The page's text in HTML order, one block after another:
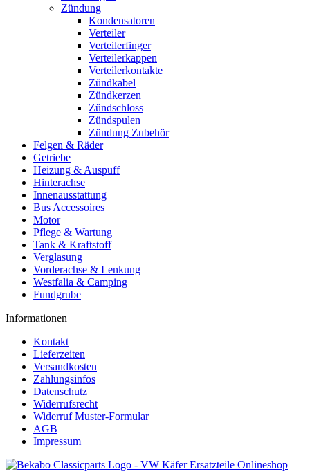
Zündung
Kondensatoren
Verteiler
Verteilerfinger
Verteilerkappen
Verteilerkontakte
Zündkabel
Zündkerzen
Zündschloss
Zündspulen
Zündung Zubehör
Felgen & Räder
Getriebe
Heizung & Auspuff
Hinterachse
Innenausstattung
Bus Accessoires
Motor
Pflege & Wartung
Tank & Kraftstoff
Verglasung
Vorderachse & Lenkung
Westfalia & Camping
Fundgrube
Informationen
Kontakt
Lieferzeiten
Versandkosten
Zahlungsinfos
Datenschutz
Widerrufsrecht
Widerruf Muster-Formular
AGB
Impressum